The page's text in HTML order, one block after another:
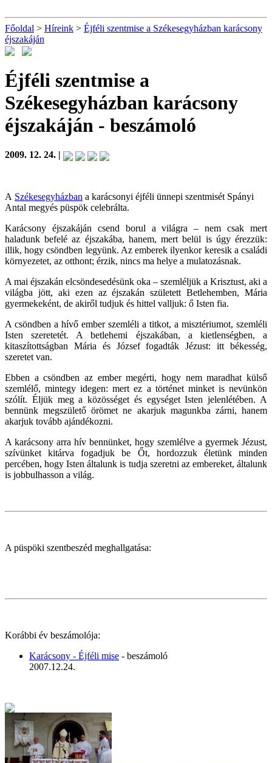
Főoldal > Híreink > Éjféli szentmise a Székesegyházban karácsony
éjszakáján
Éjféli szentmise a
Székesegyházban karácsony
éjszakáján - beszámoló
2009. 12. 24. |
A Székesegyházban a karácsonyi éjféli ünnepi szentmisét Spányi
Antal megyés püspök celebrálta.
Karácsony éjszakáján csend borul a világra – nem csak mert
haladunk befelé az éjszakába, hanem, mert belül is úgy érezzük:
illik, hogy csöndben legyünk. Az emberek ilyenkor keresik a családi
környezetet, az otthont; érzik, nincs ma helye a mulatozásnak.
A mai éjszakán elcsöndesedésünk oka – szemléljük a Krisztust, aki a
világba jött, aki ezen az éjszakán született Betlehemben, Mária
gyermekeként, de akiről tudjuk és hittel valljuk: ő Isten fia.
A csöndben a hívő ember szemléli a titkot, a misztériumot, szemléli
Isten szeretetét. A betlehemi éjszakában, a kietlenségben, a
kitaszítottságban Mária és József fogadták Jézust: itt békesség,
szeretet van.
Ebben a csöndben az ember megérti, hogy nem maradhat külső
szemlélő, mintegy idegen: mert ez a történet minket is nevünkön
szólít. Éljük meg a közösséget és egységet Isten jelenlétében. A
bennünk megszülető örömet ne akarjuk magunkba zárni, hanem
akarjuk tovább ajándékozni.
A karácsony arra hív bennünket, hogy szemlélve a gyermek Jézust,
szívünket kitárva fogadjuk be Őt, hordozzuk életünk minden
percében, hogy Isten általunk is tudja szeretni az embereket, általunk
is jobbulhasson a világ.
A püspöki szentbeszéd meghallgatása:
Korábbi év beszámolója:
Karácsony - Éjféli mise - beszámoló
2007.12.24.